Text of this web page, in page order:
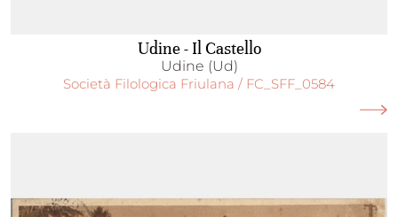
Udine - Il Castello
Udine (Ud)
Società Filologica Friulana / FC_SFF_0584